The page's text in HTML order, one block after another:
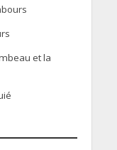
et la